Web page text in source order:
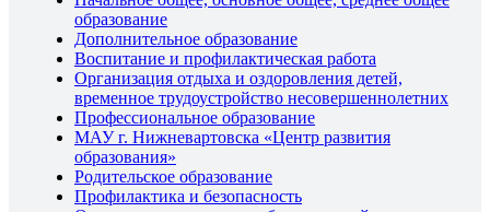
образование
Дополнительное образование
Воспитание и профилактическая работа
Организация отдыха и оздоровления детей,
временное трудоустройство несовершеннолетних
Профессиональное образование
МАУ г. Нижневартовска «Центр развития
образования»
Родительское образование
Профилактика и безопасность